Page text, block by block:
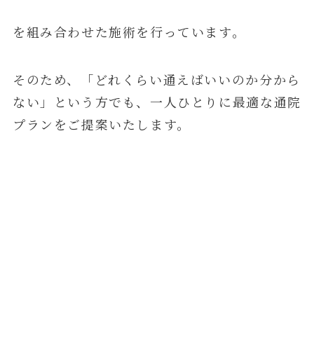
を組み合わせた施術を行っています。
そのため、「どれくらい通えばいいのか分から
ない」という方でも、一人ひとりに最適な通院
プランをご提案いたします。